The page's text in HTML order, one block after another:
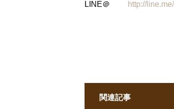
LINE＠ http://
関連記事